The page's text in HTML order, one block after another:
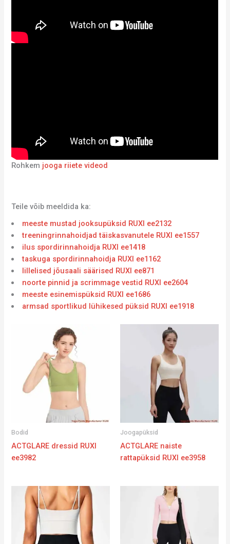
Rohkem jooga riiete videod
Teile võib meeldida ka:
meeste mustad jooksupüksid RUXI ee2132
treeningrinnahoidjad täiskasvanutele RUXI ee1557
ilus spordirinnahoidja RUXI ee1418
taskuga spordirinnahoidja RUXI ee1162
lillelised jõusaali säärised RUXI ee871
noorte pinnid ja scrimmage vestid RUXI ee2604
meeste esinemispüksid RUXI ee1686
armsad sportlikud lühikesed püksid RUXI ee1918
Bodid
ACTGLARE dressid RUXI
ee3982
Joogapüksid
ACTGLARE naiste
rattapüksid RUXI ee3958